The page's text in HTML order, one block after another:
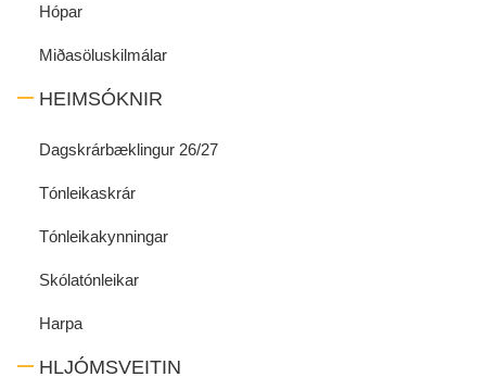
Hópar
Miðasöluskilmálar
HEIMSÓKNIR
Dagskrárbæklingur 26/27
Tónleikaskrár
Tónleikakynningar
Skólatónleikar
Harpa
HLJÓMSVEITIN